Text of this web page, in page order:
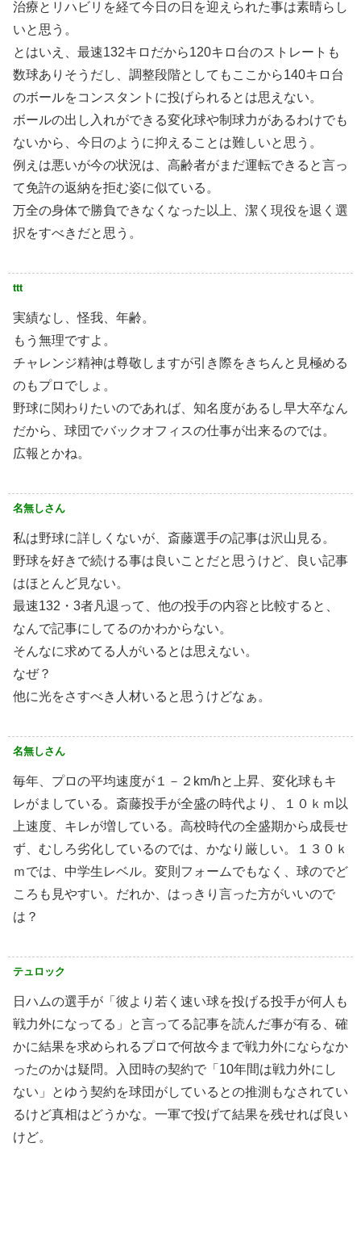
治療とリハビリを経て今日の日を迎えられた事は素晴らし
いと思う。
とはいえ、最速132キロだから120キロ台のストレートも
数球ありそうだし、調整段階としてもここから140キロ台
のボールをコンスタントに投げられるとは思えない。
ボールの出し入れができる変化球や制球力があるわけでも
ないから、今日のように抑えることは難しいと思う。
例えは悪いが今の状況は、高齢者がまだ運転できると言っ
て免許の返納を拒む姿に似ている。
万全の身体で勝負できなくなった以上、潔く現役を退く選
択をすべきだと思う。
ttt
実績なし、怪我、年齢。
もう無理ですよ。
チャレンジ精神は尊敬しますが引き際をきちんと見極める
のもプロでしょ。
野球に関わりたいのであれば、知名度があるし早大卒なん
だから、球団でバックオフィスの仕事が出来るのでは。
広報とかね。
名無しさん
私は野球に詳しくないが、斎藤選手の記事は沢山見る。
野球を好きで続ける事は良いことだと思うけど、良い記事
はほとんど見ない。
最速132・3者凡退って、他の投手の内容と比較すると、
なんで記事にしてるのかわからない。
そんなに求めてる人がいるとは思えない。
なぜ？
他に光をさすべき人材いると思うけどなぁ。
名無しさん
毎年、プロの平均速度が１－２km/hと上昇、変化球もキ
レがましている。斎藤投手が全盛の時代より、１０ｋｍ以
上速度、キレが増している。高校時代の全盛期から成長せ
ず、むしろ劣化しているのでは、かなり厳しい。１３０ｋ
ｍでは、中学生レベル。変則フォームでもなく、球のでど
ころも見やすい。だれか、はっきり言った方がいいので
は？
テュロック
日ハムの選手が「彼より若く速い球を投げる投手が何人も
戦力外になってる」と言ってる記事を読んだ事が有る、確
かに結果を求められるプロで何故今まで戦力外にならなか
ったのかは疑問。入団時の契約で「10年間は戦力外にし
ない」とゆう契約を球団がしているとの推測もなされてい
るけど真相はどうかな。一軍で投げて結果を残せれば良い
けど。